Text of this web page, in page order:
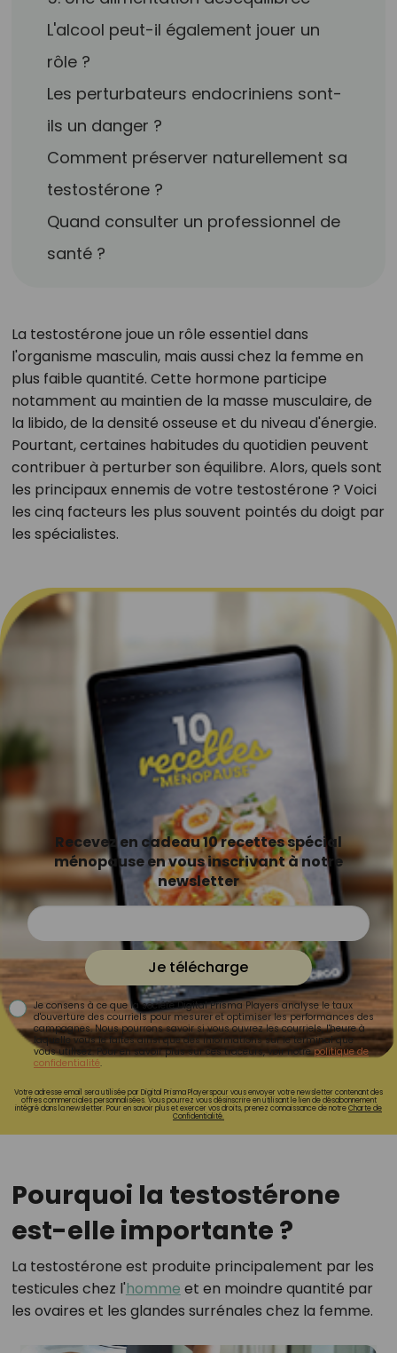
L'alcool peut-il également jouer un
rôle ?
Les perturbateurs endocriniens sont-
ils un danger ?
Comment préserver naturellement sa
testostérone ?
Quand consulter un professionnel de
santé ?
La testostérone joue un rôle essentiel dans
l'organisme masculin, mais aussi chez la femme en
plus faible quantité. Cette hormone participe
notamment au maintien de la masse musculaire, de
la libido, de la densité osseuse et du niveau d'énergie.
Pourtant, certaines habitudes du quotidien peuvent
contribuer à perturber son équilibre. Alors, quels sont
les principaux ennemis de votre testostérone ? Voici
les cinq facteurs les plus souvent pointés du doigt par
les spécialistes.
Recevez en cadeau 10 recettes spécial
ménopause en vous inscrivant à notre
newsletter
Je télécharge
Je consens à ce que la société Digital Prisma Players analyse le taux
d'ouverture des courriels pour mesurer et optimiser les performances des
campagnes. Nous pourrons savoir si vous ouvrez les courriels, l'heure à
laquelle vous le faites ainsi que des informations sur le terminal que
vous utilisez. Pour en savoir plus sur ces traceurs, voir notrepolitique de
confidentialité.
Votre adresse email sera utilisée par Digital Prisma Playerspour vous envoyer votre newsletter contenant des
offres commerciales personnalisées. Vous pourrez vous désinscrire en utilisant le lien de désabonnement
intégré dans la newsletter. Pour en savoir plus et exercer vos droits, prenez connaissance de notreCharte de
Confidentialité.
Pourquoi la testostérone
est-elle importante ?
La testostérone est produite principalement par les
testicules chez l'homme et en moindre quantité par
les ovaires et les glandes surrénales chez la femme.